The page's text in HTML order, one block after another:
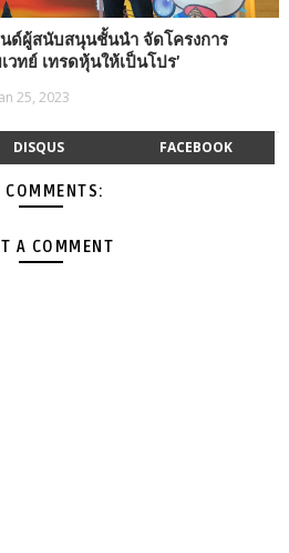
ด์ผู้สนับสนุนชั้นนำ จัดโครงการ
ยเวทย์ เทรดหุ้นให้เป็นโปร’
25, 2023
DISQUS FACEBOOK
COMMENTS:
A COMMENT